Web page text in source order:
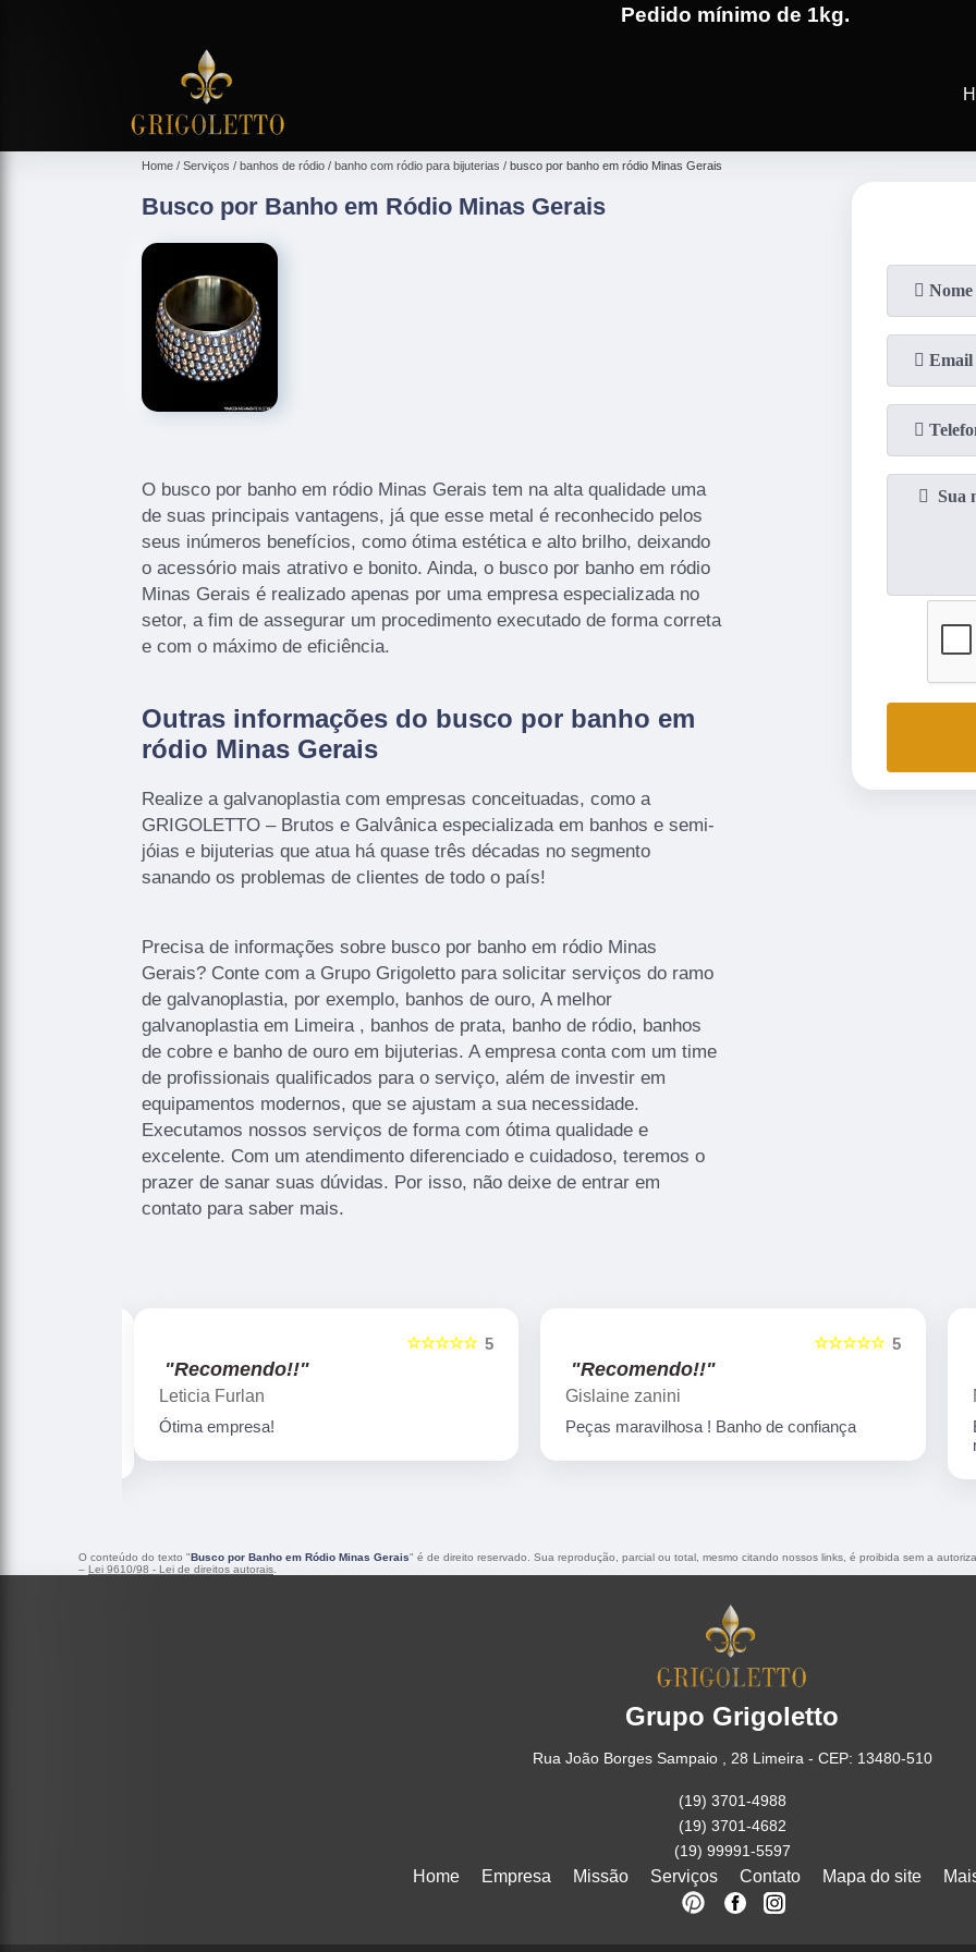
Pedido mínimo de 1kg.
(19)3701-4682
Home Serviços banhos de ródio banho com ródio para bijuterias busco por banho em ródio Minas Gerais
Busco por Banho em Ródio Minas Gerais
O busco por banho em ródio Minas Gerais tem na alta qualidade uma
de suas principais vantagens, já que esse metal é reconhecido pelos
seus inúmeros benefícios, como ótima estética e alto brilho, deixando
o acessório mais atrativo e bonito. Ainda, o busco por banho em ródio
Minas Gerais é realizado apenas por uma empresa especializada no
setor, a fim de assegurar um procedimento executado de forma correta
e com o máximo de eficiência.
Outras informações do busco por banho em
ródio Minas Gerais
Realize a galvanoplastia com empresas conceituadas, como a
GRIGOLETTO – Brutos e Galvânica especializada em banhos e semi-
jóias e bijuterias que atua há quase três décadas no segmento
sanando os problemas de clientes de todo o país!
Precisa de informações sobre busco por banho em ródio Minas
Gerais? Conte com a Grupo Grigoletto para solicitar serviços do ramo
de galvanoplastia, por exemplo, banhos de ouro, A melhor
galvanoplastia em Limeira , banhos de prata, banho de ródio, banhos
de cobre e banho de ouro em bijuterias. A empresa conta com um time
de profissionais qualificados para o serviço, além de investir em
equipamentos modernos, que se ajustam a sua necessidade.
Executamos nossos serviços de forma com ótima qualidade e
excelente. Com um atendimento diferenciado e cuidadoso, teremos o
prazer de sanar suas dúvidas. Por isso, não deixe de entrar em
contato para saber mais.
5
☆☆☆☆☆
"Recomendo!!"
Gislaine zanini
Peças maravilhosa ! Banho de confiança
5
☆☆☆☆☆
"Recomendo!!"
Marcelo Nicchio
Empresa corretíssima, banho de confiança
O conteúdo do texto "Busco por Banho em Ródio Minas Gerais" é de direito reservado. Sua reprodução, parcial ou total, mesmo citando nossos links, é proibida sem a
– Lei 9610/98 - Lei de direitos autorais
Grupo Grigoletto
Rua João Borges Sampaio , 28 Limeira - CEP: 13480-510
(19) 3701-4988
(19) 3701-4682
(19) 99991-5597
Home Empresa Missão Serviços Contato Mapa do site